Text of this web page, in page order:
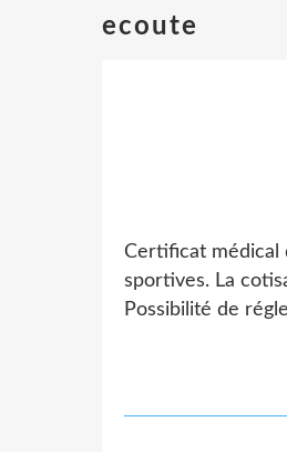
ecoute
Certificat médical
sportives. La
Possibilité de